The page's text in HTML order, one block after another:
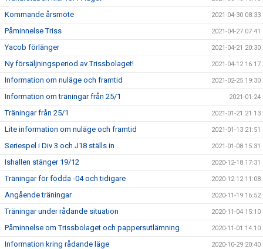
Kommande årsmöte 2021-04-30 08:33
Påminnelse Triss 2021-04-27 07:41
Yacob förlänger 2021-04-21 20:30
Ny försäljningsperiod av Trissbolaget! 2021-04-12 16:17
Information om nuläge och framtid 2021-02-25 19:30
Information om träningar från 25/1 2021-01-24
Träningar från 25/1 2021-01-21 21:13
Lite information om nuläge och framtid 2021-01-13 21:51
Seriespel i Div 3 och J18 ställs in 2021-01-08 15:31
Ishallen stänger 19/12 2020-12-18 17:31
Träningar för födda -04 och tidigare 2020-12-12 11:08
Angående träningar 2020-11-19 16:52
Träningar under rådande situation 2020-11-04 15:10
Påminnelse om Trissbolaget och pappersutlämning 2020-11-01 14:10
Information kring rådande läge 2020-10-29 20:40